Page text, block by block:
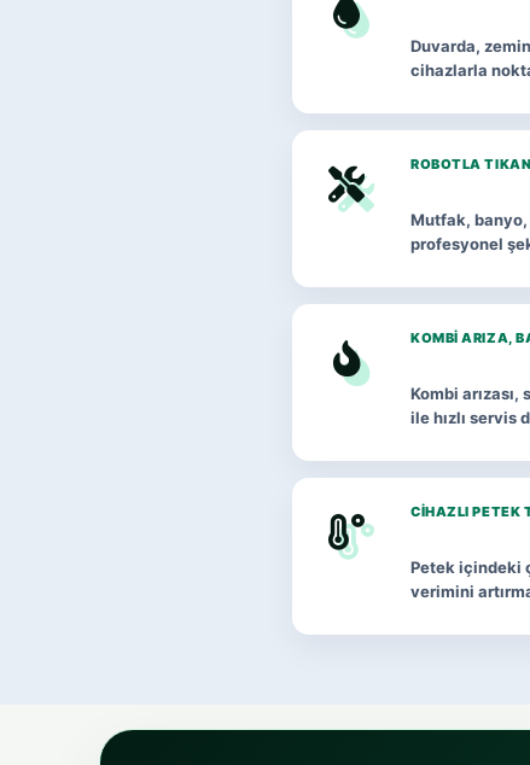
Duvarda,
cihazlarla
ROBOTLA
Mutfak, banyo,
profesyonel
KOMBI ARIZA,
Kombi
ile hızlı servis
CIHAZLI PETEK
Petek içindeki
verimini